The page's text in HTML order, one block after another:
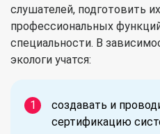
слушателей, подготовить
профессиональных
специальности. В
экологи учатся:
создавать и
сертификацию